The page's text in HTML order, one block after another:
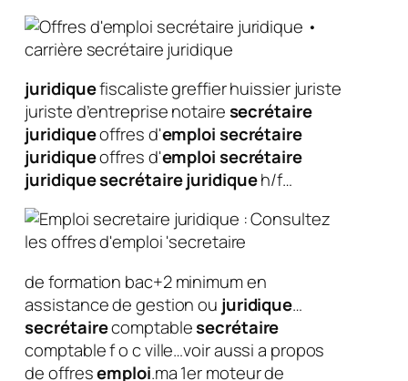
juridiquefiscaliste greffier huissier juriste
juriste d’entreprise notairesecrétaire
juridiqueoffres d'emploisecrétaire
juridiqueoffres d'emploisecrétaire
juridiquesecrétairejuridiqueh/f…
de formation bac+2 minimum en
assistance de gestion ou juridique…
secrétairecomptablesecrétaire
comptable f o c ville…voir aussi a propos
de offresemploi.ma 1er moteur de